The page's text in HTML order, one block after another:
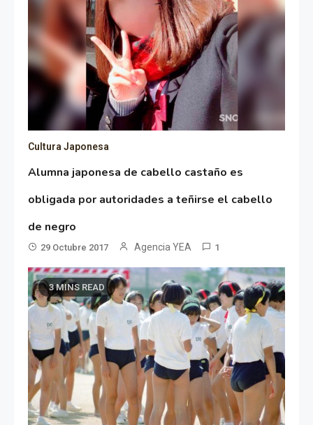
Cultura Japonesa
Alumna japonesa de cabello castaño es
obligada por autoridades a teñirse el cabello
de negro
29 Octubre 2017 Agencia YEA 1
3 MINS READ